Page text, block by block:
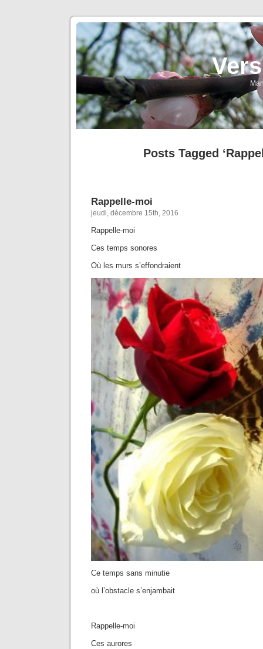
Posts Tagged
Rappelle-moi
jeudi, décembre 15th, 2016
Rappelle-moi
Ces temps sonores
Où les murs s’effondraient
Ce temps sans minutie
où l’obstacle s’enjambait
Rappelle-moi
Ces aurores